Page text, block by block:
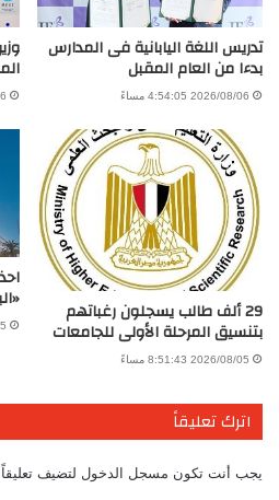
تدريس اللغة اليابانية فى المدارس
بدءا من العام المقبل
2026/08/06 4:54:05 مساءً
29 ألف طالب يسجلون رغباتهم
بتنسيق المرحلة الأولى للجامعات
2026/08/05 8:51:43 مساءً
اترك تعليقاً
يجب أنت تكون مسجل الدخول لتضيف